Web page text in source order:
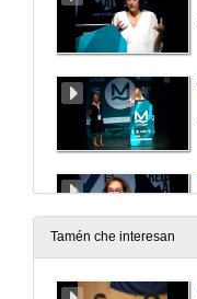
Tamén che interesan